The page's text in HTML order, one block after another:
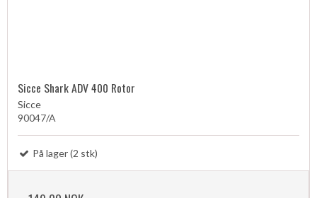
Sicce Shark ADV 400 Rotor
Sicce
90047/A
På lager (2 stk)